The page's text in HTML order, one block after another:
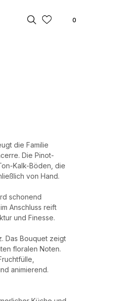
0
die Familie
Die Pinot-
Kalk-Böden, die
von Hand.
schonend
Anschluss reift
und Finesse.
Das Bouquet zeigt
floralen Noten.
animierend.